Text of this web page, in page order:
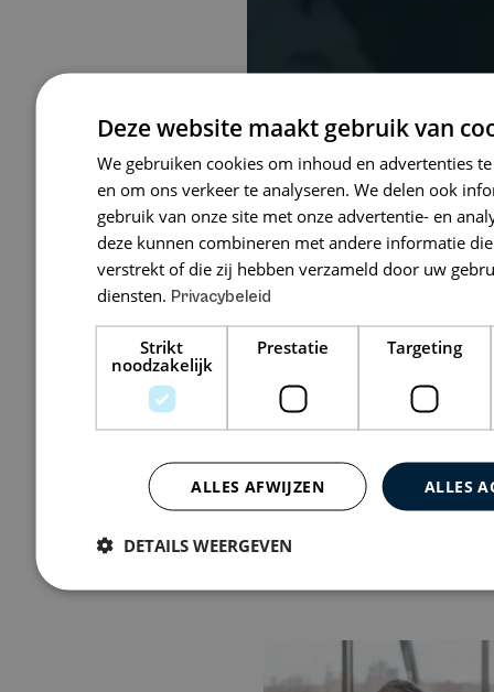
L&A
De
Bekijk 1 vacature
Deze website maakt gebruik van
We gebruiken cookies om inhoud en advertenties
en om ons verkeer te analyseren. We delen ook
gebruik van onze site met onze advertentie- en
deze kunnen combineren met andere informatie
verstrekt of die zij hebben verzameld door uw
diensten. Privacybeleid
Strikt
noodzakelijk
Prestatie Targeting
ALLES
ALLES AFWIJZEN
DETAILS WEERGEVEN